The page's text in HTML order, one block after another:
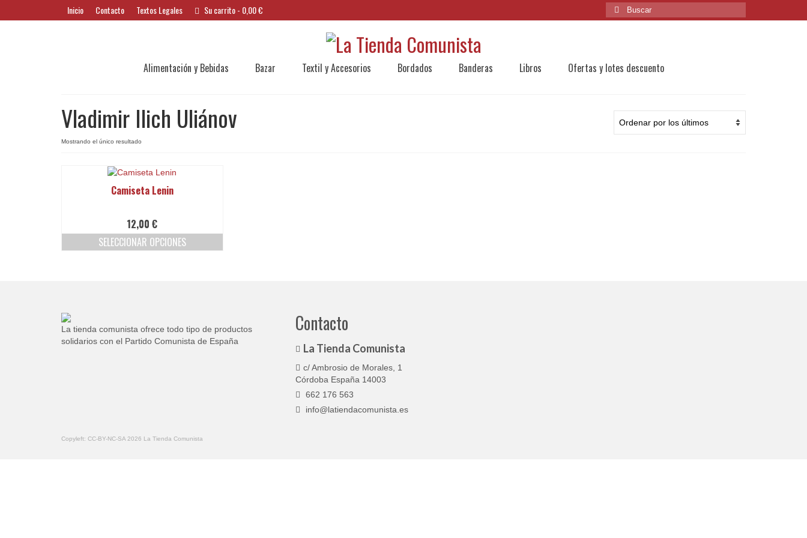
Inicio Contacto Textos Legales Su carrito- 0,00€
Buscar
por:
Alimentación y Bebidas Bazar Textil y Accesorios Bordados Banderas Libros Ofertas y lotes descuento
Vladimir Ilich Uliánov
Mostrando el único resultado
Camiseta Lenin
12,00€
SELECCIONAR OPCIONES
opciones
se
La tienda comunista ofrece todo tipo de productos
solidarios con el Partido Comunista de España
Contacto
La Tienda Comunista
c/ Ambrosio de Morales, 1
Córdoba España 14003
662 176 563
info@latiendacomunista.es
Copyleft: CC-BY-NC-SA 2026 La Tienda Comunista